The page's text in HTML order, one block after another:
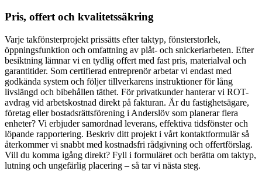
Pris, offert och kvalitetssäkring
Varje takfönsterprojekt prissätts efter taktyp, fönsterstorlek,
öppningsfunktion och omfattning av plåt- och snickeriarbeten. Efter
besiktning lämnar vi en tydlig offert med fast pris, materialval och
garantitider. Som certifierad entreprenör arbetar vi endast med
godkända system och följer tillverkarens instruktioner för lång
livslängd och bibehållen täthet. För privatkunder hanterar vi ROT-
avdrag vid arbetskostnad direkt på fakturan. Är du fastighetsägare,
företag eller bostadsrättsförening i Anderslöv som planerar flera
enheter? Vi erbjuder samordnad leverans, effektiva tidsfönster och
löpande rapportering. Beskriv ditt projekt i vårt kontaktformulär så
återkommer vi snabbt med kostnadsfri rådgivning och offertförslag.
Vill du komma igång direkt? Fyll i formuläret och berätta om taktyp,
lutning och ungefärlig placering – så tar vi nästa steg.